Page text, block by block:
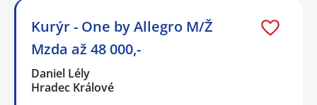
Kurýr - One by Allegro M/Ž
Mzda až 48 000,-
Daniel Lély
Hradec Králové